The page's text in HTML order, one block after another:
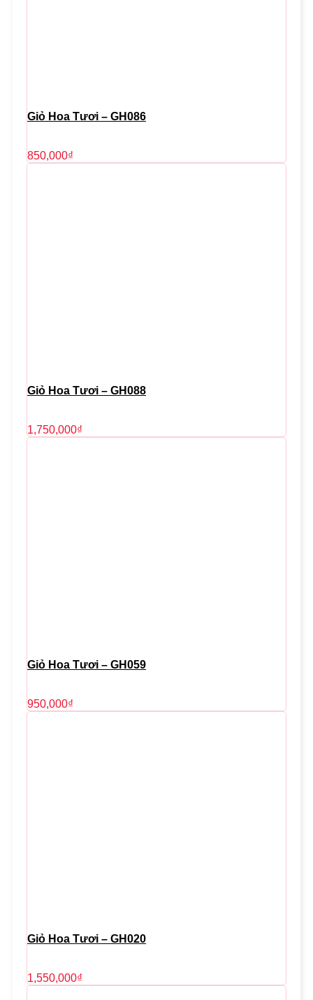
Giỏ Hoa Tươi – GH086
850,000₫
Giỏ Hoa Tươi – GH088
1,750,000₫
Giỏ Hoa Tươi – GH059
950,000₫
Giỏ Hoa Tươi – GH020
1,550,000₫